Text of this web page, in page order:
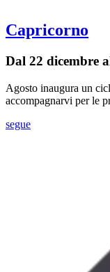
Capricorno
Dal 22 dicembre
Agosto inaugura un
accompagnarvi per le
segue